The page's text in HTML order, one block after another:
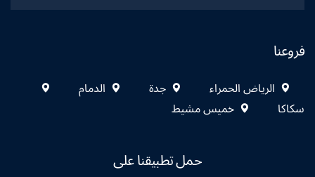
فروعنا
الرياض الحمراء جدة
الدمام
سكاكا
خميس مشيط
حمل تطبيقنا على